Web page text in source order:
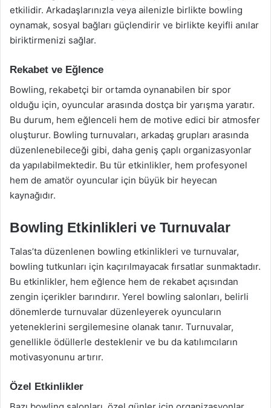
etkilidir. Arkadaşlarınızla veya ailenizle birlikte bowling
oynamak, sosyal bağları güçlendirir ve birlikte keyifli anılar
biriktirmenizi sağlar.
Rekabet ve Eğlence
Bowling, rekabetçi bir ortamda oynanabilen bir spor
olduğu için, oyuncular arasında dostça bir yarışma yaratır.
Bu durum, hem eğlenceli hem de motive edici bir atmosfer
oluşturur. Bowling turnuvaları, arkadaş grupları arasında
düzenlenebileceği gibi, daha geniş çaplı organizasyonlar
da yapılabilmektedir. Bu tür etkinlikler, hem profesyonel
hem de amatör oyuncular için büyük bir heyecan
kaynağıdır.
Bowling Etkinlikleri ve Turnuvalar
Talas’ta düzenlenen bowling etkinlikleri ve turnuvalar,
bowling tutkunları için kaçırılmayacak fırsatlar sunmaktadır.
Bu etkinlikler, hem eğlence hem de rekabet açısından
zengin içerikler barındırır. Yerel bowling salonları, belirli
dönemlerde turnuvalar düzenleyerek oyuncuların
yeteneklerini sergilemesine olanak tanır. Turnuvalar,
genellikle ödüllerle desteklenir ve bu da katılımcıların
motivasyonunu artırır.
Özel Etkinlikler